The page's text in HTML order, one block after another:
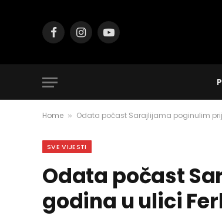
FacebookInstagramYouTube
Home » Odata počast Sarajlijama poginulim
SVE VIJESTI
Odata počast
godina u ulici